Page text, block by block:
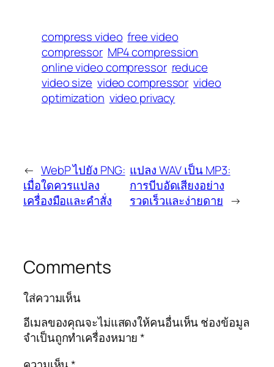
compress video free video
compressor MP4 compression
online video compressor reduce
video size video compressor video
optimization video privacy
← WebP ไปยัง PNG:
เมื่อใดควรแปลง
เครื่องมือและคำสั่ง
แปลง WAV เป็น MP3:
การบีบอัดเสียงอย่าง
รวดเร็วและง่ายดาย →
Comments
ใส่ความเห็น
อีเมลของคุณจะไม่แสดงให้คนอื่นเห็นช่องข้อมูล
จำเป็นถูกทำเครื่องหมาย*